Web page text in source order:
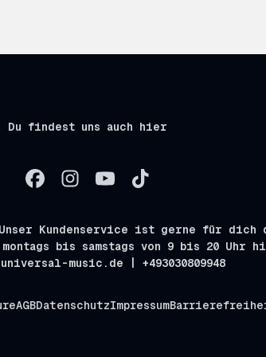
Du findest uns auch hier
Unser Kundenservice ist gerne für dich
bis samstags von 9 bis 20 Uhr
music.de | +493030809948
AGBDatenschutzImpressum